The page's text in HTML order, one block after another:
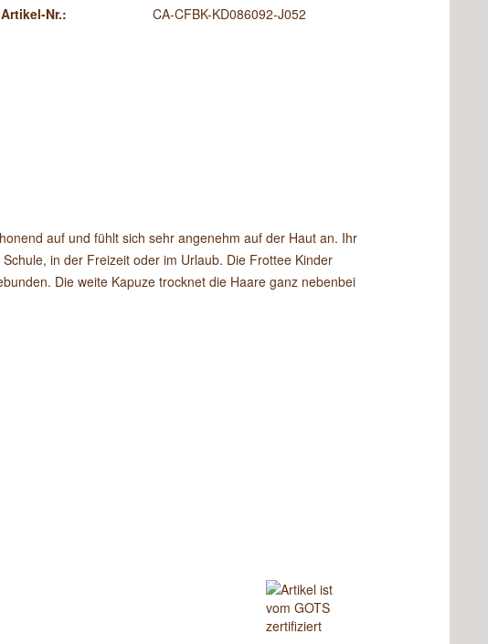
Artikel-Nr.: CA-CFBK-KD086092-J052
auf und fühlt sich sehr angenehm auf der Haut an. Ihr
in der Freizeit oder im Urlaub. Die Frottee Kinder
Die weite Kapuze trocknet die Haare ganz nebenbei